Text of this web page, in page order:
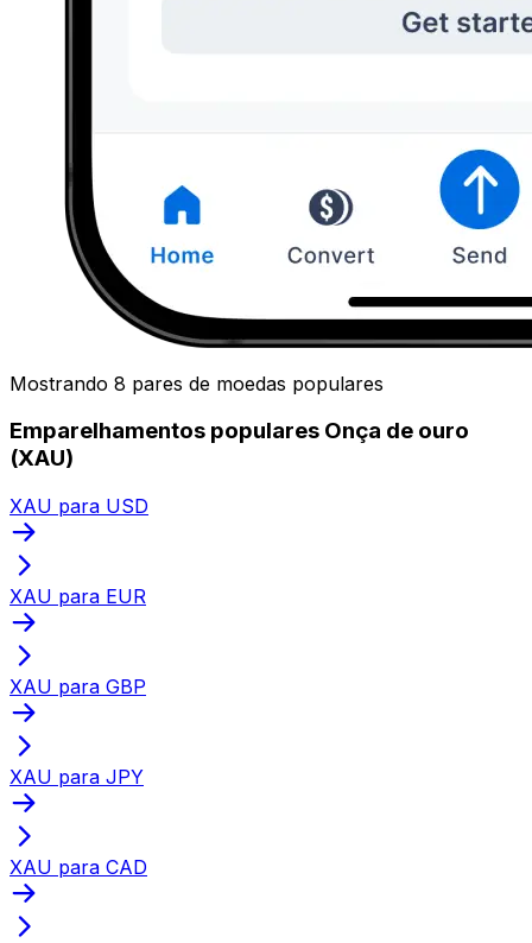
Mostrando 8 pares de moedas populares
Emparelhamentos populares Onça de ouro
(XAU)
XAU para USD
XAU para EUR
XAU para GBP
XAU para JPY
XAU para CAD